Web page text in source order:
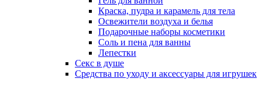
Краска, пудра и карамель для тела
Освежители воздуха и белья
Подарочные наборы косметики
Соль и пена для ванны
Лепестки
Секс в душе
Средства по уходу и аксессуары для игрушек